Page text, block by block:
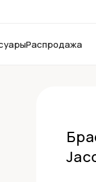
Распродажа